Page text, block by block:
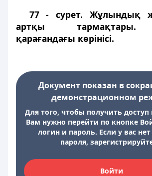
77 - сурет. Жұлындық
артқы тармақтары.
қарағандағы көрінісі.
Документ показан в
демонстрационном
Для того, чтобы получить доступ
Вам нужно перейти по кнопке
логин и пароль. Если у вас
пароля,
Войти